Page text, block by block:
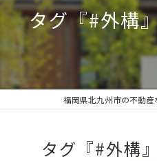
タグ『#外構
福岡県北九州市の不動
タグ『#外構